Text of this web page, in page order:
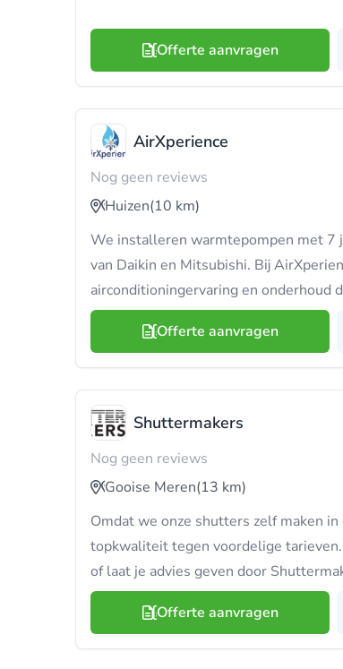
Offerte aanvragen
AirXperience
Nog geen reviews
Huizen(10 km)
We installeren warmtepompen met 7
van Daikin en Mitsubishi. Bij
airconditioningervaring en onderhoud
Offerte aanvragen
Shuttermakers
Nog geen reviews
Gooise Meren(13 km)
Omdat we onze shutters zelf maken
topkwaliteit tegen voordelige
of laat je advies geven door
Offerte aanvragen